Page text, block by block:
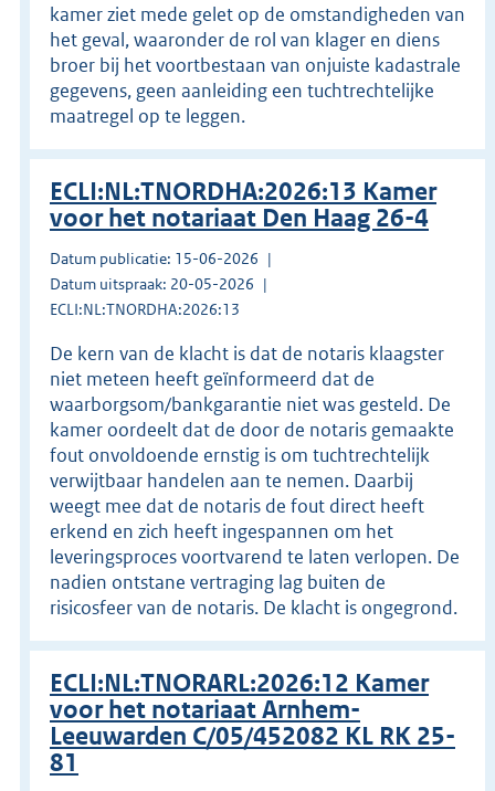
kamer ziet mede gelet op de omstandigheden van
het geval, waaronder de rol van klager en diens
broer bij het voortbestaan van onjuiste kadastrale
gegevens, geen aanleiding een tuchtrechtelijke
maatregel op te leggen.
ECLI:NL:TNORDHA:2026:13 Kamer
voor het notariaat Den Haag 26-4
Datum publicatie: 15-06-2026
Datum uitspraak: 20-05-2026
ECLI:NL:TNORDHA:2026:13
De kern van de klacht is dat de notaris klaagster
niet meteen heeft geïnformeerd dat de
waarborgsom/bankgarantie niet was gesteld. De
kamer oordeelt dat de door de notaris gemaakte
fout onvoldoende ernstig is om tuchtrechtelijk
verwijtbaar handelen aan te nemen. Daarbij
weegt mee dat de notaris de fout direct heeft
erkend en zich heeft ingespannen om het
leveringsproces voortvarend te laten verlopen. De
nadien ontstane vertraging lag buiten de
risicosfeer van de notaris. De klacht is ongegrond.
ECLI:NL:TNORARL:2026:12 Kamer
voor het notariaat Arnhem-
Leeuwarden C/05/452082 KL RK 25-
81